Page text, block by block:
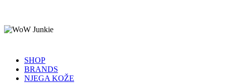
SHOP
BRANDS
NJEGA KOŽE